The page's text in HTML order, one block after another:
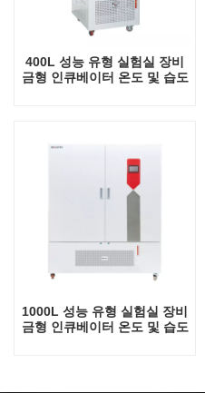
400L 성능 유형 실험실 장비
금형 인큐베이터 온도 및 습도
1000L 성능 유형 실험실 장비
금형 인큐베이터 온도 및 습도